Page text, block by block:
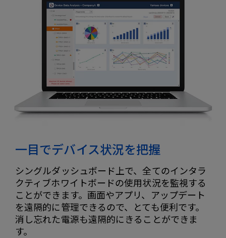
一目でデバイス状況を把握
シングルダッシュボード上で、全てのインタラ
クティブホワイトボードの使用状況を監視する
ことができます。画面やアプリ、アップデート
を遠隔的に管理できるので、とても便利です。
消し忘れた電源も遠隔的にきることができま
す。